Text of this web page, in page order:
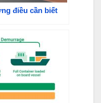
điều cần biết